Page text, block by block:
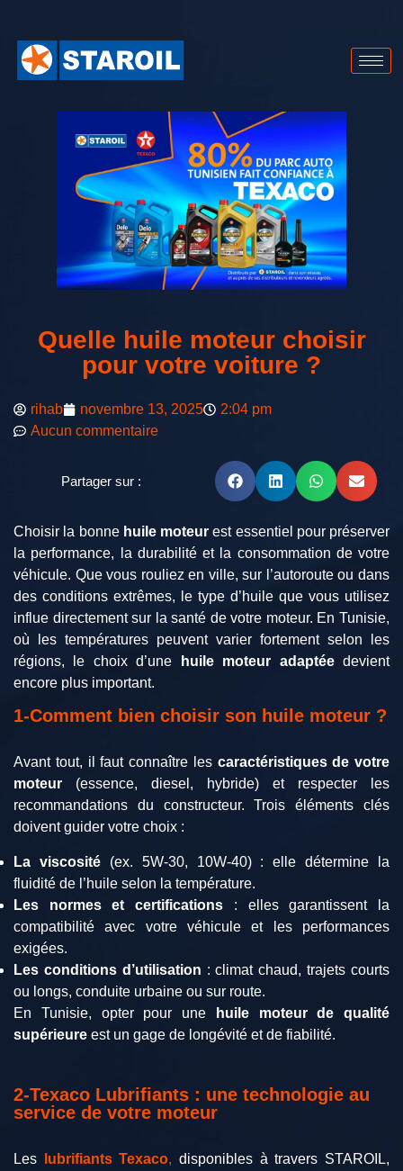
Quelle huile moteur choisir
pour votre voiture ?
rihab novembre 13, 2025
2:04 pm
Aucun commentaire
Partager sur :
Choisir la bonne huile moteur est essentiel pour préserver
la performance, la durabilité et la consommation de votre
véhicule. Que vous rouliez en ville, sur l’autoroute ou dans
des conditions extrêmes, le type d’huile que vous utilisez
influe directement sur la santé de votre moteur. En Tunisie,
où les températures peuvent varier fortement selon les
régions, le choix d’une
huile moteur adaptéedevient
encore plus important.
1-Comment bien choisir son huile moteur ?
Avant tout, il faut connaître les caractéristiques de votre
moteur (essence, diesel, hybride) et respecter les
recommandations du constructeur. Trois éléments clés
doivent guider votre choix :
La viscosité(ex. 5W-30, 10W-40) : elle détermine la
fluidité de l’huile selon la température.
Les normes et certifications : elles garantissent la
compatibilité avec votre véhicule et les performances
exigées.
Les conditions d’utilisation : climat chaud, trajets courts
ou longs, conduite urbaine ou sur route.
En Tunisie, opter pour une
huile moteur de qualité
supérieure est un gage de longévité et de fiabilité.
2-Texaco Lubrifiants : une technologie au
service de votre moteur
Les lubrifiants Texaco, disponibles à travers STAROIL,